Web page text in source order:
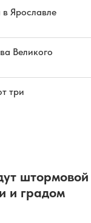
в Ярославле
Великого
три
штормовой
и градом